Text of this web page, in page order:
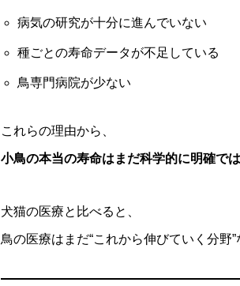
病気の研究が十分に進んでいない
種ごとの寿命データが不足している
鳥専門病院が少ない
これらの理由から、
小鳥の本当の寿命はまだ科学的に明確では
犬猫の医療と比べると、
鳥の医療はまだ“これから伸びていく分野”